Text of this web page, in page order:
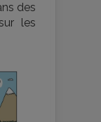
des
les